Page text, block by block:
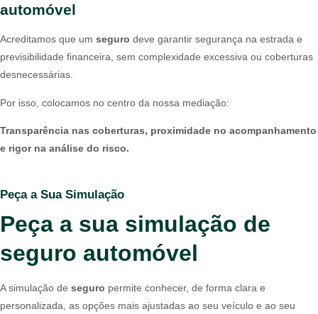
automóvel
Acreditamos que um seguro deve garantir segurança na estrada e
previsibilidade financeira, sem complexidade excessiva ou coberturas
desnecessárias.
Por isso, colocamos no centro da nossa mediação:
Transparência nas coberturas, proximidade no acompanhamento
e rigor na análise do risco.
Peça a Sua Simulação
Peça a sua simulação de
seguro automóvel
A simulação de seguro permite conhecer, de forma clara e
personalizada, as opções mais ajustadas ao seu veículo e ao seu